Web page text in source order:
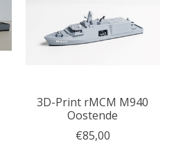
3D-Print rMCM M940
Oostende
€85,00